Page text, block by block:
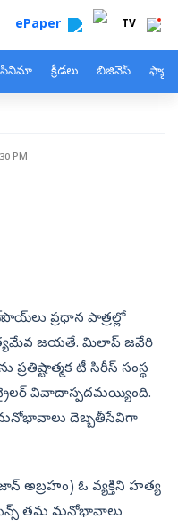
ePaper TV
సినిమా క్రీడలు బిజినెస్
PM
ప్రధాన పాత్రల్లో
సత్యమేవ జయతే. మిలాప్‌ జవేరి
టీ సిరీస్‌ సంస్థ
ట్రైలర్‌ వివాదాస్పదమయ్యింది.
మనోభావాలు దెబ్బతీసేవిగా
అబ్రహం) ఓ వ్యక్తిని హత్య
సీన్స్‌ తమ మనోభావాలు